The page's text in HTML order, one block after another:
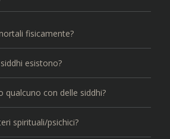
fisicamente?
esistono?
qualcuno con delle siddhi?
spirituali/psichici?